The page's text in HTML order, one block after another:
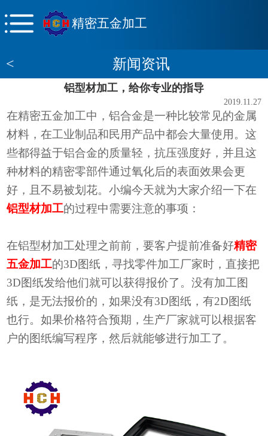
精密五金加工
< 新闻资讯
铝型材加工，给你专业的指导
2019.11.27
在精密五金加工中，铝合金是一种比较常见的金属
材料，在工业制品和民用产品中都会大量使用。这
些都得益于铝合金的质量轻，抗压强度好，并且这
种材料的精密零部件通过氧化后的表面效果会更
好，且不易被划花。小编今天就为大家介绍一下在
铝型材加工的过程中需要注意的事项：
在铝型材加工处理之前前，要客户提前准备好精密
五金加工的3D图纸，寻找零件加工厂家时，直接把
3D图纸发给他们就可以获得报价了。没有加工图
纸，是无法报价的，如果没有3D图纸，有2D图纸
也行。如果价格符合预期，生产厂家就可以根据客
户的图纸编写程序，然后就能够进行加工了。